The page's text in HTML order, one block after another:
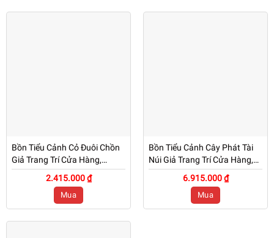
Bồn Tiểu Cảnh Cỏ Đuôi Chồn
Giả Trang Trí Cửa Hàng,
Studio, Tiệm Quán, Văn
Phòng, Nhà Cửa – Cao 80cm
– Mã: PN-CG0195
2.415.000 ₫
Mua
Bồn Tiểu Cảnh Cây Phát Tài
Núi Giả Trang Trí Cửa Hàng,
Studio, Tiệm Quán, Văn
Phòng, Nhà Cửa – Cao 1m7 –
Mã: PN-CG0194
6.915.000 ₫
Mua